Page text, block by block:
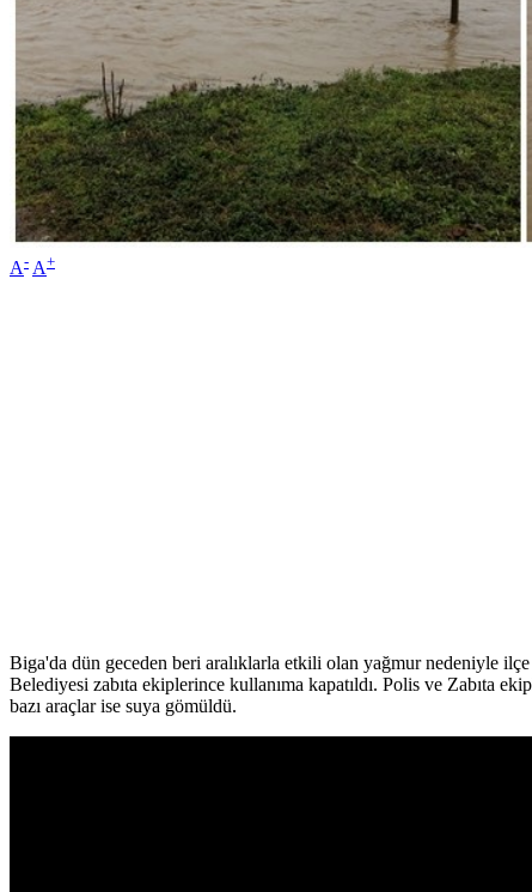
A- A+
Biga'da dün geceden beri aralıklarla etkili olan yağmur nedeniyle
Belediyesi zabıta ekiplerince kullanıma kapatıldı. Polis ve Zabıta
bazı araçlar ise suya gömüldü.